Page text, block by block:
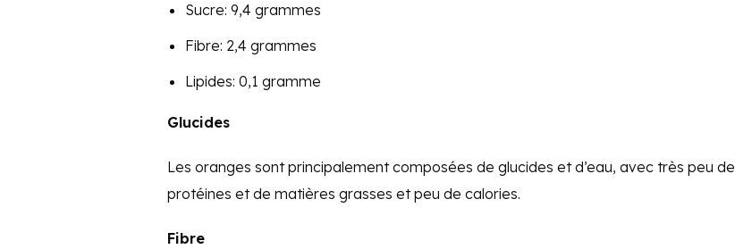
Sucre: 9,4 grammes
Fibre: 2,4 grammes
Lipides: 0,1 gramme
Glucides
Les oranges sont principalement composées de glucides et d’eau, avec très peu de
protéines et de matières grasses et peu de calories.
Fibre